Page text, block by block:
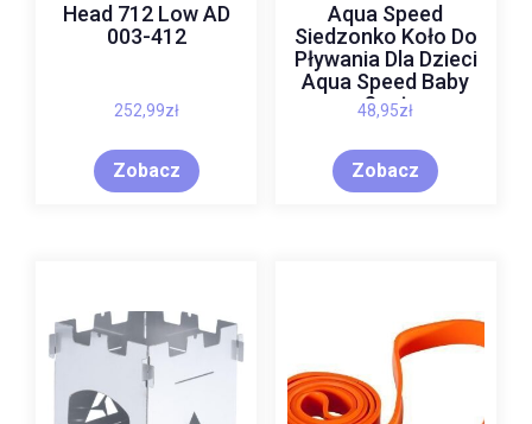
Head 712 Low AD
003-412
252,99zł
Zobacz
Aqua Speed
Siedzonko Koło Do
Pływania Dla Dzieci
Aqua Speed Baby
Seat
48,95zł
Zobacz